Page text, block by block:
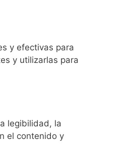
y efectivas para
y utilizarlas para
legibilidad, la
el contenido y